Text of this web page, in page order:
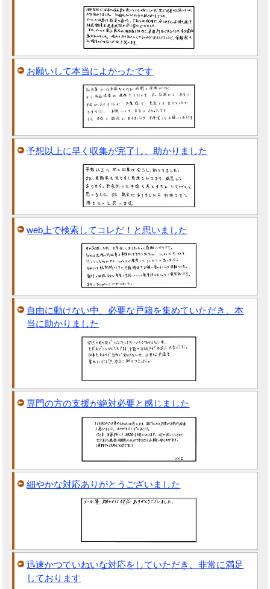
お願いして本当によかったです
予想以上に早く収集が完了し、助かりました
web上で検索してコレだ！と思いました
自由に動けない中、必要な戸籍を集めていただき、本
当に助かりました
専門の方の支援が絶対必要と感じました
細やかな対応ありがとうございました
迅速かつていねいな対応をしていただき、非常に満足
しております